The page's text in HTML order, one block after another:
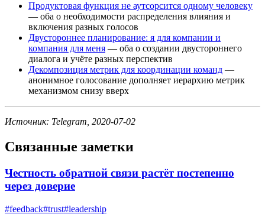
Продуктовая функция не аутсорсится одному человеку
— оба о необходимости распределения влияния и
включения разных голосов
Двустороннее планирование: я для компании и
компания для меня — оба о создании двустороннего
диалога и учёте разных перспектив
Декомпозиция метрик для координации команд —
анонимное голосование дополняет иерархию метрик
механизмом снизу вверх
Источник: Telegram, 2020-07-02
Связанные заметки
Честность обратной связи растёт постепенно
через доверие
#feedback#trust#leadership